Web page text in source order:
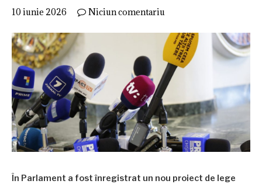
10 iunie 2026 Niciun comentariu
În Parlament a fost înregistrat un nou proiect de lege